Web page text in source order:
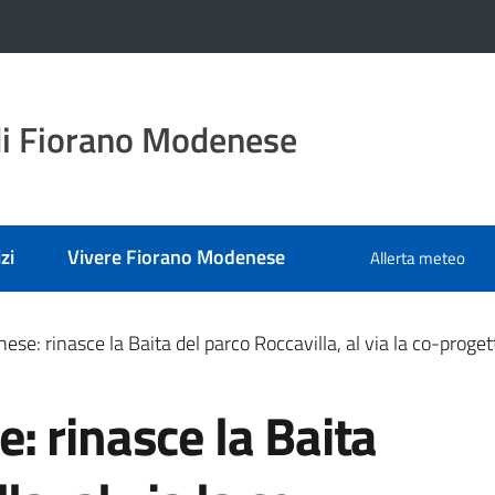
Fiorano Modenese
Vivere Fiorano Modenese Allerta meteo
rinasce la Baita del parco Roccavilla, al via la co-
rinasce la Baita